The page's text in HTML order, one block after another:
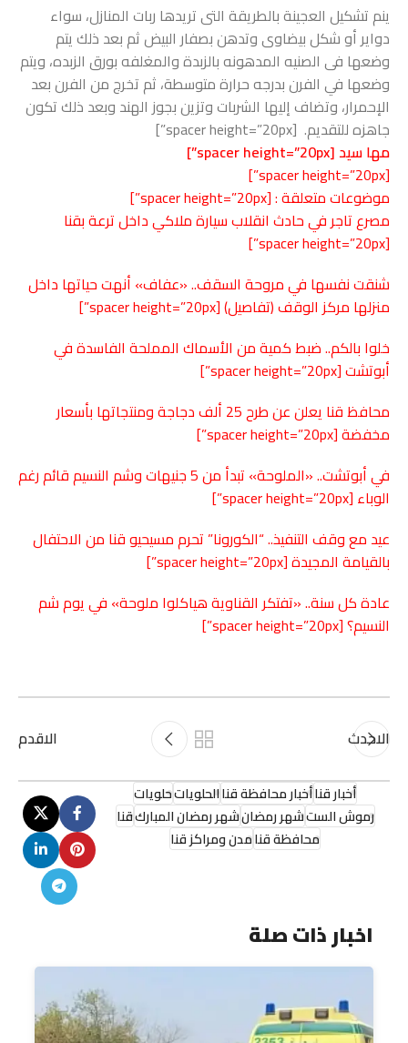
ينم تشكيل العجينة بالطريقة التى تريدها ربات المنازل، سواء
دواير أو شكل بيضاوى وتدهن بصفار البيض ثم بعد ذلك يتم
وضعها فى الصنيه المدهونه بالزبدة والمغلفه بورق الزبده، ويتم
وضعها في الفرن بدرجه حرارة متوسطة، ثم تخرج من الفرن بعد
الإحمرار، وتضاف إليها الشربات وتزين بجوز الهند وبعد ذلك تكون
جاهزه للتقديم. [spacer height=”20px”]
مها سيد [spacer height=”20px”]
[spacer height=”20px”]
موضوعات متعلقة : [spacer height=”20px”]
مصرع تاجر في حادث انقلاب سيارة ملاكي داخل ترعةبقنا
[spacer height=”20px”]
شنقت نفسها في مروحة السقف.. «عفاف» أنهت حياتها داخل
منزلها مركز الوقف (تفاصيل)[spacer height=”20px”]
خلوا بالكم.. ضبط كمية من الأسماك المملحة الفاسدة في
أبوتشت[spacer height=”20px”]
محافظ قنا يعلن عن طرح 25 ألف دجاجة ومنتجاتها بأسعار
مخفضة[spacer height=”20px”]
في أبوتشت.. «الملوحة» تبدأ من 5 جنيهات وشم النسيم قائم رغم
الوباء [spacer height=”20px”]
عيد مع وقف التنفيذ.. “الكورونا” تحرم مسيحيو قنا من الاحتفال
بالقيامة المجيدة[spacer height=”20px”]
عادة كل سنة.. «تفتكر القناوية هياكلوا ملوحة» في يوم شم
النسيم؟[spacer height=”20px”]
الاحدث الاقدم
أخبار قناأخبار محافظة قناالحلوياتحلويات
رموش الستشهر رمضانشهر رمضان المباركقنا
محافظة قنامدن ومراكز قنا
اخبار ذات صلة